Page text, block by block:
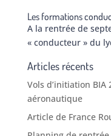
Les formations
A la rentrée de
« conducteur » du
Articles récents
Vols d’initiation
aéronautique
Article de France